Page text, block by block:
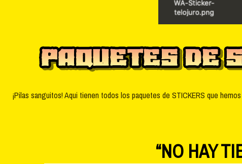
¡Pilas sanguitos! Aqui tienen todos los paquetes de STICKERS que
“NO HAY